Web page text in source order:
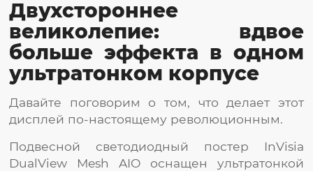
Двухстороннее
великолепие: вдвое
больше эффекта в одном
ультратонком корпусе
Давайте поговорим о том, что делает этот
дисплей по-настоящему революционным.
Подвесной светодиодный постер InVisia
DualView Mesh AIO оснащен ультратонкой